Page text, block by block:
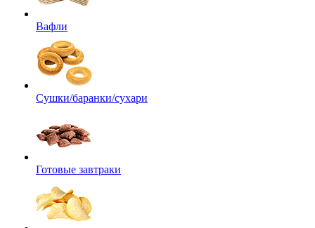
Вафли
Сушки/баранки/сухари
Готовые завтраки